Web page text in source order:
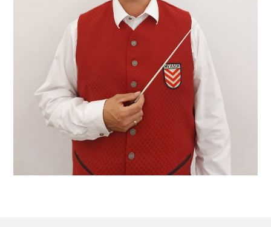
Unser Dirigent Alexander Janz